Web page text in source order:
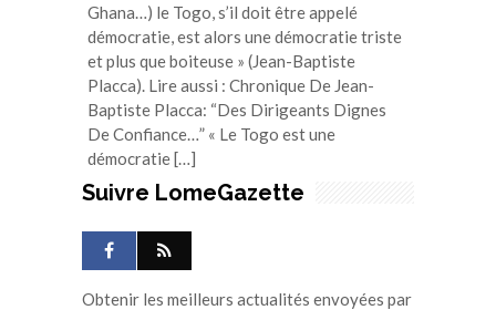
Ghana…) le Togo, s’il doit être appelé
démocratie, est alors une démocratie triste
et plus que boiteuse » (Jean-Baptiste
Placca). Lire aussi : Chronique De Jean-
Baptiste Placca: “Des Dirigeants Dignes
De Confiance…” « Le Togo est une
démocratie […]
Suivre LomeGazette
Obtenir les meilleurs actualités envoyées par